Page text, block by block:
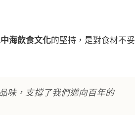
海飲食文化的堅持，是對食材不妥
味，支撐了我們邁向百年的